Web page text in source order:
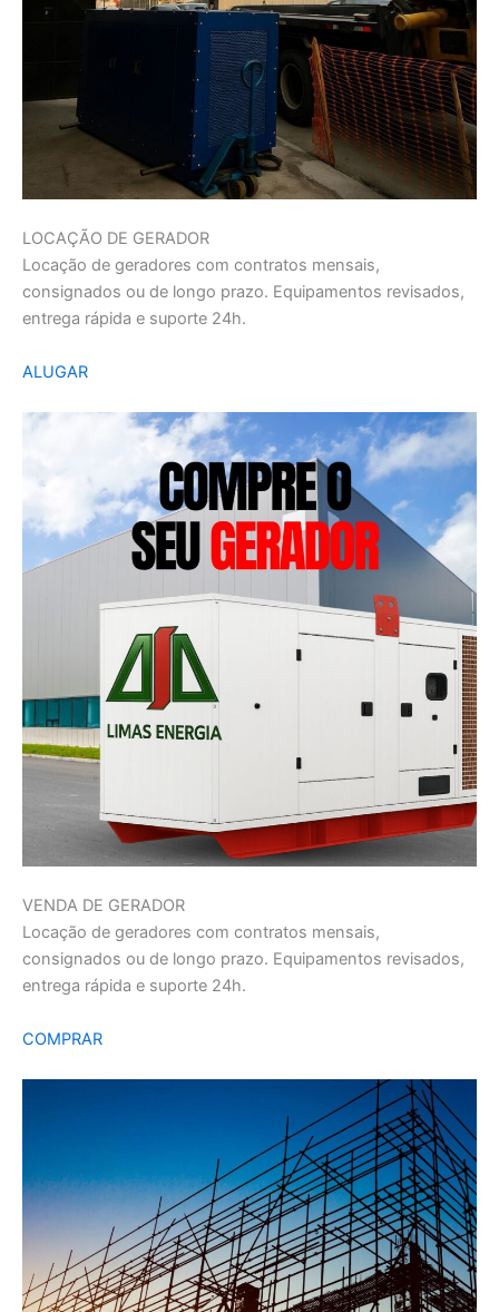
LOCAÇÃO DE GERADOR
Locação de geradores com contratos mensais,
consignados ou de longo prazo. Equipamentos revisados,
entrega rápida e suporte 24h.
ALUGAR
VENDA DE GERADOR
Locação de geradores com contratos mensais,
consignados ou de longo prazo. Equipamentos revisados,
entrega rápida e suporte 24h.
COMPRAR